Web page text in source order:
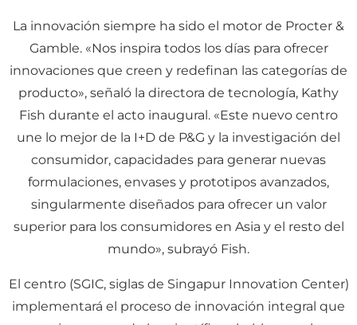
La innovación siempre ha sido el motor de Procter &
Gamble. «Nos inspira todos los días para ofrecer
innovaciones que creen y redefinan las categorías de
producto», señaló la directora de tecnología, Kathy
Fish durante el acto inaugural. «Este nuevo centro
une lo mejor de la I+D de P&G y la investigación del
consumidor, capacidades para generar nuevas
formulaciones, envases y prototipos avanzados,
singularmente diseñados para ofrecer un valor
superior para los consumidores en Asia y el resto del
mundo», subrayó Fish.
El centro (SGIC, siglas de Singapur Innovation Center)
implementará el proceso de innovación integral que